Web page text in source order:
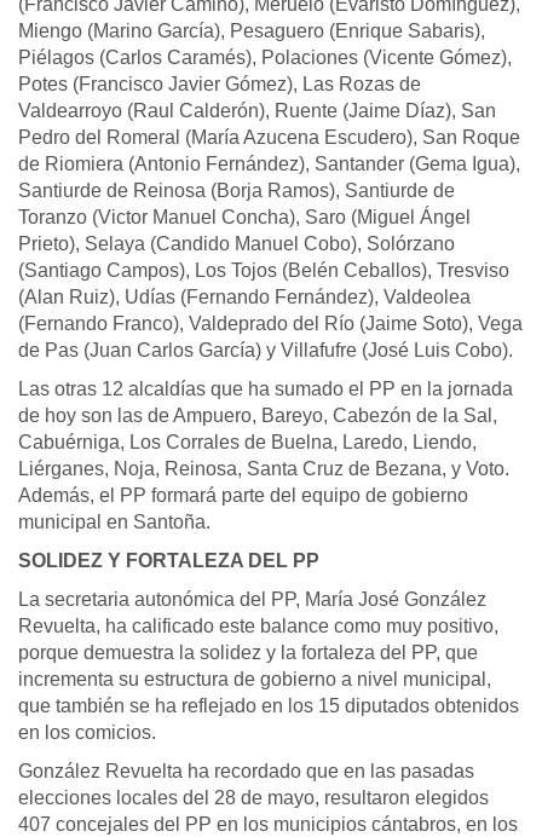
Miengo (Marino García), Pesaguero (Enrique Sabaris),
Piélagos (Carlos Caramés), Polaciones (Vicente Gómez),
Potes (Francisco Javier Gómez), Las Rozas de
Valdearroyo (Raul Calderón), Ruente (Jaime Díaz), San
Pedro del Romeral (María Azucena Escudero), San Roque
de Riomiera (Antonio Fernández), Santander (Gema Igua),
Santiurde de Reinosa (Borja Ramos), Santiurde de
Toranzo (Victor Manuel Concha), Saro (Miguel Ángel
Prieto), Selaya (Candido Manuel Cobo), Solórzano
(Santiago Campos), Los Tojos (Belén Ceballos), Tresviso
(Alan Ruiz), Udías (Fernando Fernández), Valdeolea
(Fernando Franco), Valdeprado del Río (Jaime Soto), Vega
de Pas (Juan Carlos García) y Villafufre (José Luis Cobo).
Las otras 12 alcaldías que ha sumado el PP en la jornada
de hoy son las de Ampuero, Bareyo, Cabezón de la Sal,
Cabuérniga, Los Corrales de Buelna, Laredo, Liendo,
Liérganes, Noja, Reinosa, Santa Cruz de Bezana, y Voto.
Además, el PP formará parte del equipo de gobierno
municipal en Santoña.
SOLIDEZ Y FORTALEZA DEL PP
La secretaria autonómica del PP, María José González
Revuelta, ha calificado este balance como muy positivo,
porque demuestra la solidez y la fortaleza del PP, que
incrementa su estructura de gobierno a nivel municipal,
que también se ha reflejado en los 15 diputados obtenidos
en los comicios.
González Revuelta ha recordado que en las pasadas
elecciones locales del 28 de mayo, resultaron elegidos
407 concejales del PP en los municipios cántabros, en los